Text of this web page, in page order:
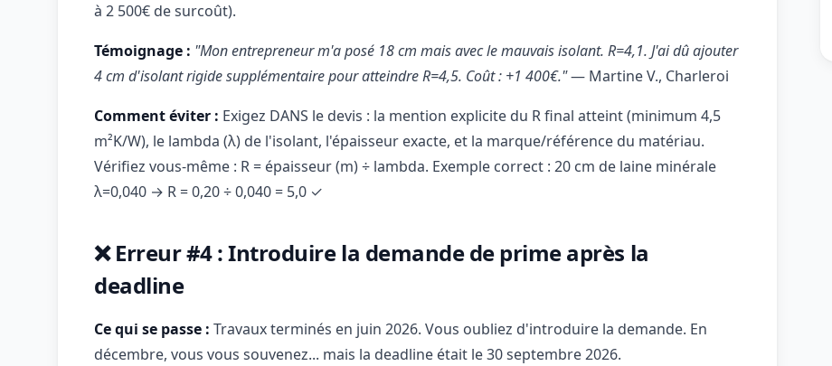
à 2 500€ de surcoût).
Témoignage : "Mon entrepreneur m'a posé 18 cm mais avec le mauvais isolant. R=4,1. J'ai dû ajouter
4 cm d'isolant rigide supplémentaire pour atteindre R=4,5. Coût : +1 400€."— Martine V., Charleroi
Comment éviter : Exigez DANS le devis : la mention explicite du R final atteint (minimum 4,5
m²K/W), le lambda (λ) de l'isolant, l'épaisseur exacte, et la marque/référence du matériau.
Vérifiez vous-même : R = épaisseur (m) ÷ lambda. Exemple correct : 20 cm de laine minérale
λ=0,040 → R = 0,20 ÷ 0,040 = 5,0 ✓
❌ Erreur #4 : Introduire la demande de prime après la
deadline
Ce qui se passe : Travaux terminés en juin 2026. Vous oubliez d'introduire la demande. En
décembre, vous vous souvenez... mais la deadline était le 30 septembre 2026.